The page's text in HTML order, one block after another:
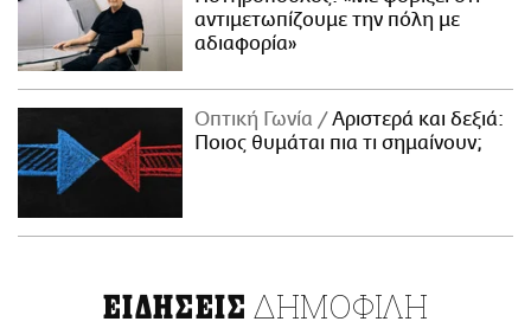
αντιμετωπίζουμε την πόλη με
αδιαφορία»
Οπτική Γωνία
Αριστερά και δεξιά:
Ποιος θυμάται πια τι σημαίνουν;
ΕΙΔΗΣΕΙΣ ΔΗΜΟΦΙΛΗ